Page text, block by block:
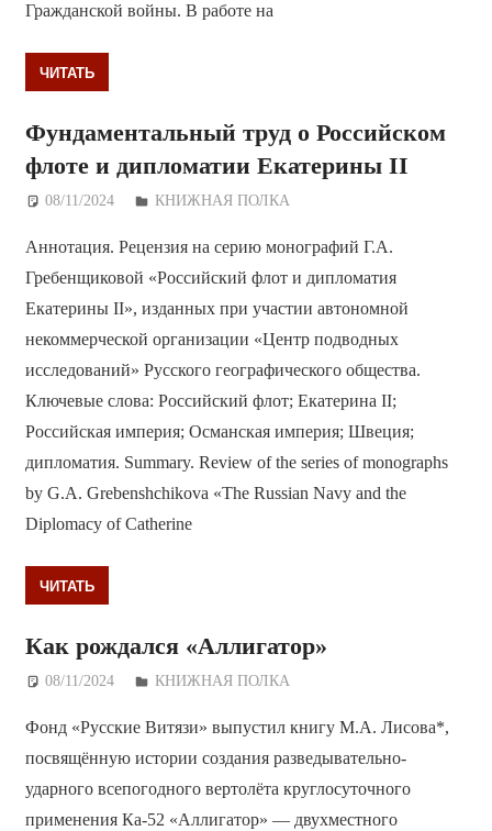
Гражданской войны. В работе на
ЧИТАТЬ
Фундаментальный труд о Российском
флоте и дипломатии Екатерины II
08/11/2024 Дежурный по Редакции
КНИЖНАЯ ПОЛКА
Аннотация. Рецензия на серию монографий Г.А.
Гребенщиковой «Российский флот и дипломатия
Екатерины II», изданных при участии автономной
некоммерческой организации «Центр подводных
исследований» Русского географического общества.
Ключевые слова: Российский флот; Екатерина II;
Российская империя; Османская империя; Швеция;
дипломатия. Summary. Review of the series of monographs
by G.A. Grebenshchikova «The Russian Navy and the
Diplomacy of Catherine
ЧИТАТЬ
Как рождался «Аллигатор»
08/11/2024 Дежурный по Редакции
КНИЖНАЯ ПОЛКА
Фонд «Русские Витязи» выпустил книгу М.А. Лисова*,
посвящённую истории создания разведывательно-
ударного всепогодного вертолёта круглосуточного
применения Ка-52 «Аллигатор» — двухместного